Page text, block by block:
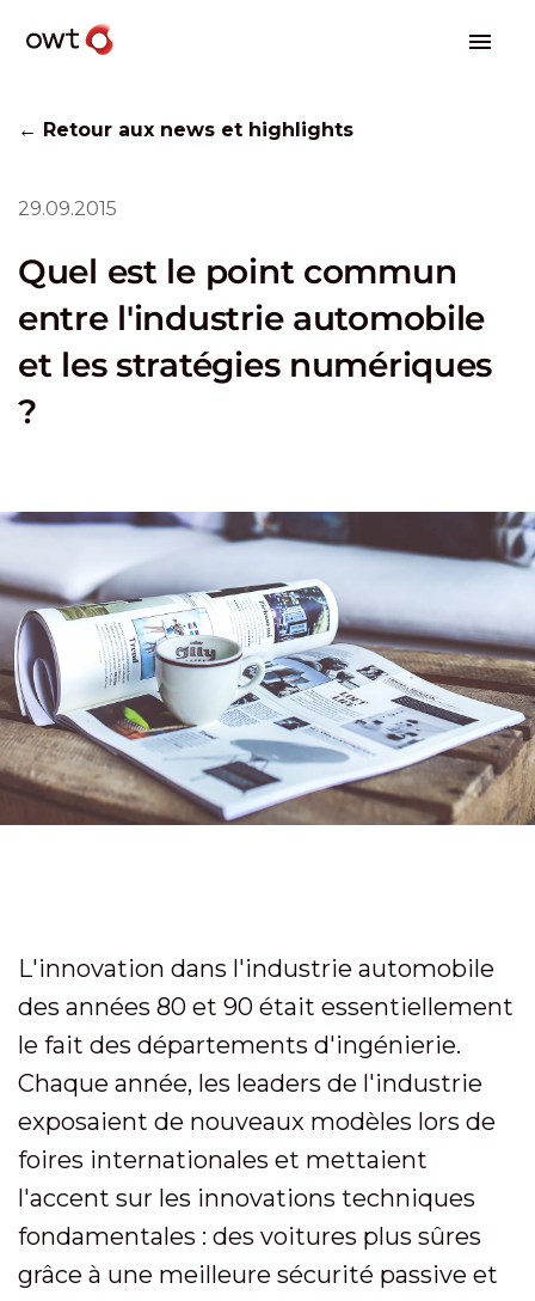
← Retour aux news et highlights
29.09.2015
Quel est le point commun
entre l'industrie automobile
et les stratégies numériques
?
L'innovation dans l'industrie automobile
des années 80 et 90 était essentiellement
le fait des départements d'ingénierie.
Chaque année, les leaders de l'industrie
exposaient de nouveaux modèles lors de
foires internationales et mettaient
l'accent sur les innovations techniques
fondamentales : des voitures plus sûres
grâce à une meilleure sécurité passive et